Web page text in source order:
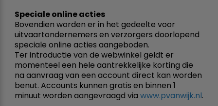
Speciale online acties
Bovendien worden er in het gedeelte voor
uitvaartondernemers en verzorgers doorlopend
speciale online acties aangeboden.
Ter introductie van de webwinkel geldt er
momenteel een hele aantrekkelijke korting die
na aanvraag van een account direct kan worden
benut. Accounts kunnen gratis en binnen 1
minuut worden aangevraagd via www.pvanwijk.nl.